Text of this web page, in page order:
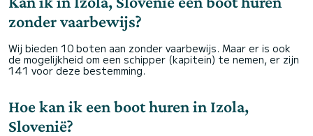
zonder vaarbewijs?
Wij bieden 10 boten aan zonder vaarbewijs. Maar er is ook
de mogelijkheid om een schipper (kapitein) te nemen, er zijn
141 voor deze bestemming.
Hoe kan ik een boot huren in Izola,
Slovenië?